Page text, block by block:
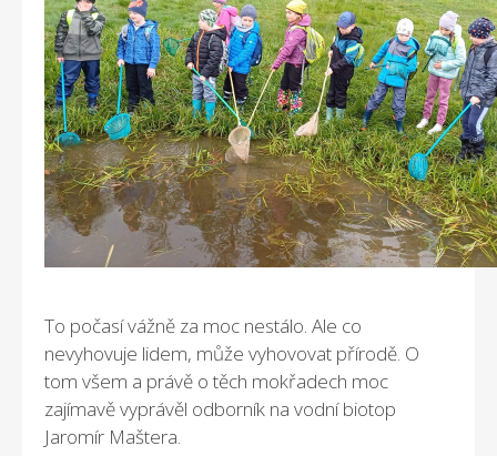
To počasí vážně za moc nestálo. Ale co
nevyhovuje lidem, může vyhovovat přírodě. O
tom všem a právě o těch mokřadech moc
zajímavě vyprávěl odborník na vodní biotop
Jaromír Maštera.